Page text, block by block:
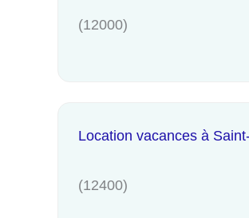
(12000)
Location vacances à
(12400)